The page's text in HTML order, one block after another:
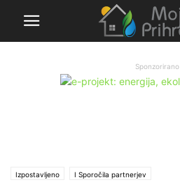
Sponzorirano
Izpostavljeno Ι Sporočila partnerjev